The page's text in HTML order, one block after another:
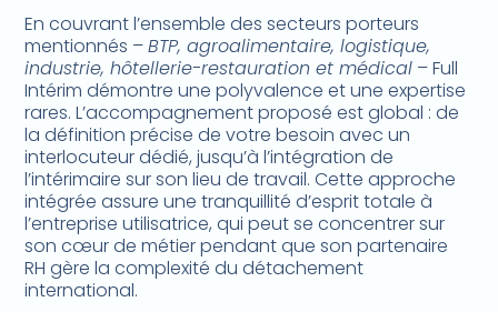
En couvrant l’ensemble des secteurs porteurs
mentionnés –BTP, agroalimentaire, logistique,
industrie, hôtellerie-restauration et médical – Full
Intérim démontre une polyvalence et une expertise
rares. L’accompagnement proposé est global : de
la définition précise de votre besoin avec un
interlocuteur dédié, jusqu’à l’intégration de
l’intérimaire sur son lieu de travail. Cette approche
intégrée assure une tranquillité d’esprit totale à
l’entreprise utilisatrice, qui peut se concentrer sur
son cœur de métier pendant que son partenaire
RH gère la complexité du détachement
international.